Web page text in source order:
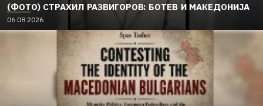
(ФОТО) СТРАХИЛ РАЗВИГОРОВ: БОТЕВ И МАКЕДОНИЈА
06.08.2026